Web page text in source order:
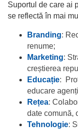
Suportul de care ai
se reflectă în mai
Branding:
renume;
Marketing:
creștierea
Educație:
educare
Rețea:
date comună,
Tehnologie: